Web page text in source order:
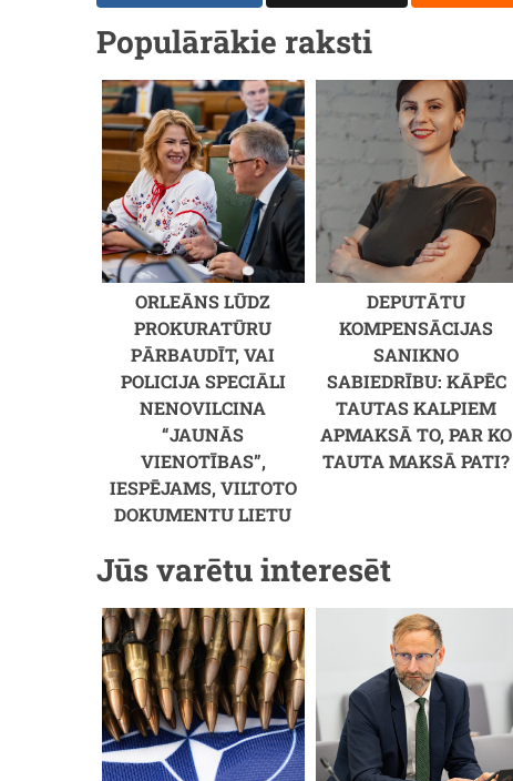
Populārākie raksti
ORLEĀNS LŪDZ
PROKURATŪRU
PĀRBAUDĪT, VAI
POLICIJA SPECIĀLI
NENOVILCINA
“JAUNĀS
VIENOTĪBAS”,
IESPĒJAMS, VILTOTO
DOKUMENTU LIETU
DEPUTĀTU
KOMPENSĀCIJAS
SANIKNO
SABIEDRĪBU: KĀPĒC
TAUTAS KALPIEM
APMAKSĀ TO, PAR KO
TAUTA MAKSĀ PATI?
Jūs varētu interesēt